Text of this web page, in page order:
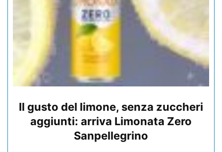
Il gusto del limone, senza zuccheri
aggiunti: arriva Limonata Zero
Sanpellegrino